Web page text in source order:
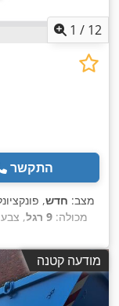
1 / 12
התקשר
מצב: חדש,
מכולה: 9 רגל ,
,
רוחב שטח
מודעה קטנה